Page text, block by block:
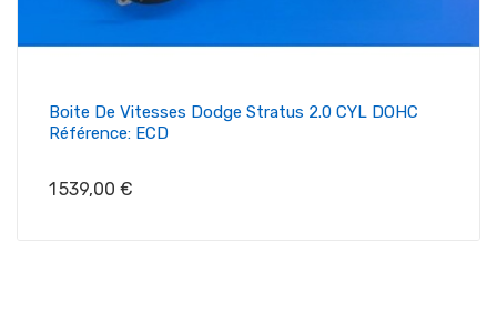
Boite De Vitesses Dodge Stratus 2.0 CYL DOHC
Référence: ECD
Prix
1 539,00 €